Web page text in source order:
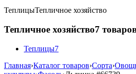
ТеплицыТепличное хозяйство
Тепличное хозяйство7
Теплицы7
Главная›Каталог товаров›Сорта›